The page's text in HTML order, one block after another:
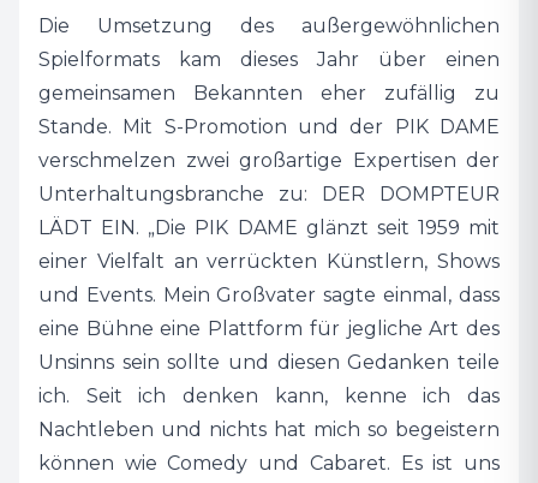
in der Unterhaltungsbranche und immer auf
der Suche nach neuen Talenten. Ein Club im
Herzen Frankfurts, der obendrein den Vibe
eines New Yorker Comedykellers hat, wird viele
bekannte, als auch Newcomer Künstler
anziehen. In Kombination mit dem Besitzer der
PIK DAME, Max Coga und unserem Host, dem
Dompteur sind wir ein unschlagbares Team
und werden uns zu einer kultigen,
abwechslungsreichen Bühne mitten in
Frankfurt etablieren.“
Je nach Show bewegen sich die Kartenpreise
für die Spielreihe zwischen 28 € und 40 €.
Die Umsetzung des außergewöhnlichen
Spielformats kam dieses Jahr über einen
gemeinsamen Bekannten eher zufällig zu
Stande. Mit S-Promotion und der PIK DAME
verschmelzen zwei großartige Expertisen der
Unterhaltungsbranche zu: DER DOMPTEUR
LÄDT EIN. „Die PIK DAME glänzt seit 1959 mit
einer Vielfalt an verrückten Künstlern, Shows
und Events. Mein Großvater sagte einmal, dass
eine Bühne eine Plattform für jegliche Art des
Unsinns sein sollte und diesen Gedanken teile
ich. Seit ich denken kann, kenne ich das
Nachtleben und nichts hat mich so begeistern
können wie Comedy und Cabaret. Es ist uns